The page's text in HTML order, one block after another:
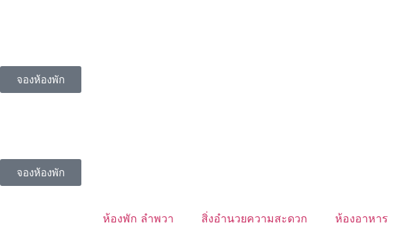
จองห้องพัก
จองห้องพัก
ห้องพัก ลำพวา สิ่งอำนวยความสะดวก ห้องอาหาร